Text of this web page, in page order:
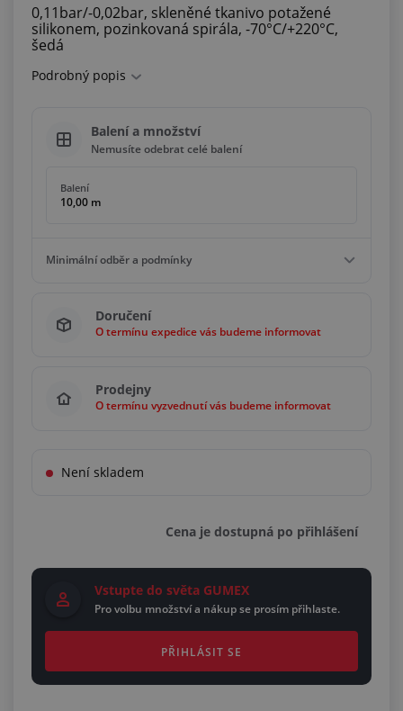
0,11bar/-0,02bar, skleněné tkanivo potažené
silikonem, pozinkovaná spirála, -70°C/+220°C,
šedá
Podrobný popis
Balení a množství
Nemusíte odebrat celé balení
Balení
10,00 m
Minimální odběr a podmínky
0,50 m
Bez omezení
Doručení
O termínu expedice vás budeme informovat
Prodejny
O termínu vyzvednutí vás budeme informovat
Není skladem
Cena je dostupná po přihlášení
Vstupte do světa GUMEX
Pro volbu množství a nákup se prosím přihlaste.
PŘIHLÁSIT SE